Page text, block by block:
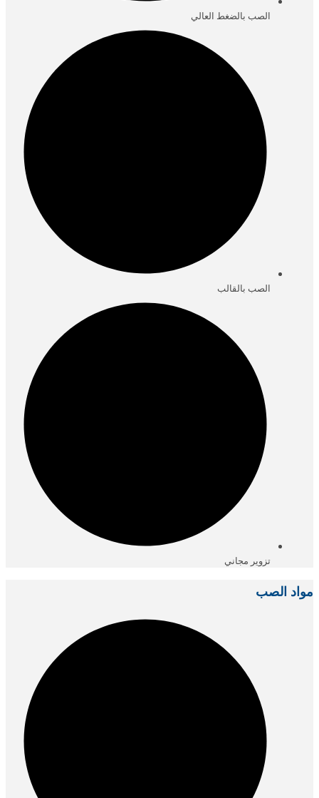
الصب بالضغط العالي
الصب بالقالب
تزوير مجاني
مواد الصب